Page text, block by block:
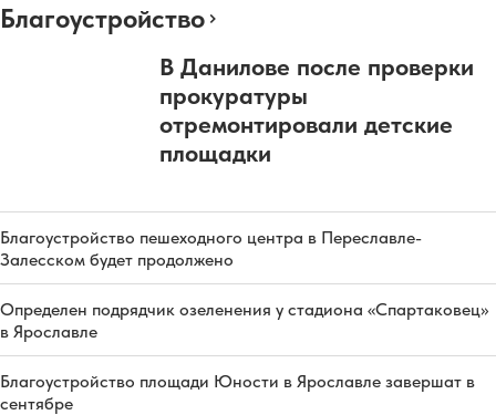
Благоустройство
В Данилове после проверки
прокуратуры
отремонтировали детские
площадки
Благоустройство пешеходного центра в Переславле-
Залесском будет продолжено
Определен подрядчик озеленения у стадиона «Спартаковец»
в Ярославле
Благоустройство площади Юности в Ярославле завершат в
сентябре